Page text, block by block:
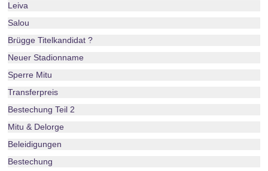
Leiva
Salou
Brügge Titelkandidat ?
Neuer Stadionname
Sperre Mitu
Transferpreis
Bestechung Teil 2
Mitu & Delorge
Beleidigungen
Bestechung